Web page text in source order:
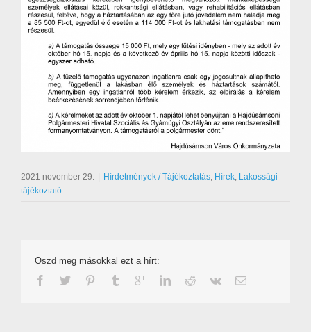
2021 november 29. Hírdetmények / Tájékoztatás, Hírek, Lakossági
tájékoztató
Oszd meg másokkal ezt a hírt: